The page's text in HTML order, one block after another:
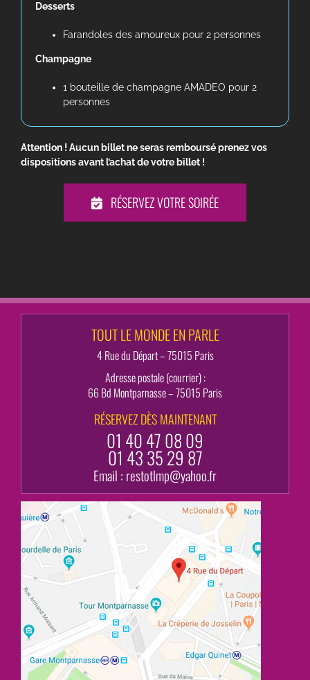
Desserts
Farandoles des amoureux pour 2 personnes
Champagne
1 bouteille de champagne AMADEO pour 2
personnes
Attention ! Aucun billet ne seras remboursé prenez vos
dispositions avant l’achat de votre billet !
RÉSERVEZ VOTRE SOIRÉE
TOUT LE MONDE EN PARLE
4 Rue du Départ – 75015 Paris
Adresse postale (courrier) :
66 Bd Montparnasse – 75015 Paris
RÉSERVEZ DÈS MAINTENANT
01 40 47 08 09
01 43 35 29 87
Email : restotlmp@yahoo.fr